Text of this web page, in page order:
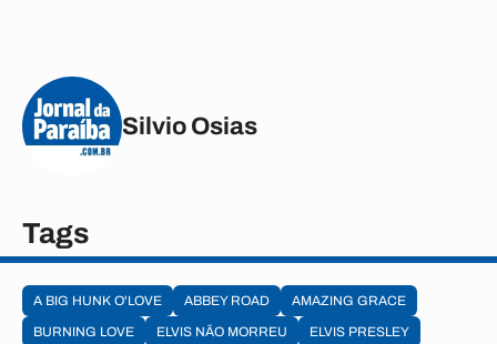
Silvio Osias
Tags
A BIG HUNK O'LOVE ABBEY ROAD
AMAZING GRACE
BURNING LOVE
ELVIS NÃO MORREU
ELVIS PRESLEY